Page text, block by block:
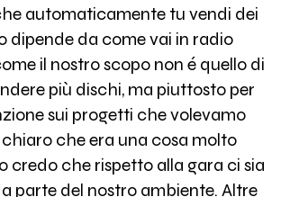
automaticamente tu vendi dei
dipende da come vai in radio
il nostro scopo non é quello di
più dischi, ma piuttosto per
sui progetti che volevamo
chiaro che era una cosa molto
credo che rispetto alla gara ci sia
parte del nostro ambiente. Altre